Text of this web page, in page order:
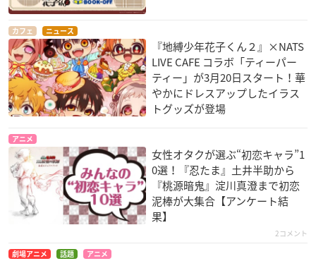
カフェ ニュース
『地縛少年花子くん２』×NATS
LIVE CAFE コラボ「ティーパー
ティー」が3月20日スタート！華
やかにドレスアップしたイラス
トグッズが登場
アニメ
女性オタクが選ぶ“初恋キャラ”1
0選！『忍たま』土井半助から
『桃源暗鬼』淀川真澄まで初恋
泥棒が大集合【アンケート結
果】
2コメント
劇場アニメ 話題 アニメ